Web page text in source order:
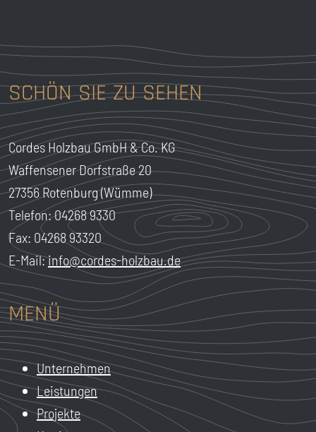
SCHÖN SIE ZU SEHEN
Cordes Holzbau GmbH & Co. KG
Waffensener Dorfstraße 20
27356 Rotenburg (Wümme)
Telefon: 04268 9330
Fax: 04268 93320
E-Mail:info@cordes-holzbau.de
MENÜ
Unternehmen
Leistungen
Projekte